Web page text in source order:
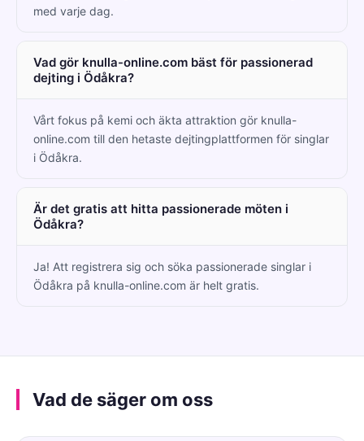
med varje dag.
Vad gör knulla-online.com bäst för passionerad
dejting i Ödåkra?
Vårt fokus på kemi och äkta attraktion gör knulla-
online.com till den hetaste dejtingplattformen för singlar
i Ödåkra.
Är det gratis att hitta passionerade möten i
Ödåkra?
Ja! Att registrera sig och söka passionerade singlar i
Ödåkra på knulla-online.com är helt gratis.
Vad de säger om oss